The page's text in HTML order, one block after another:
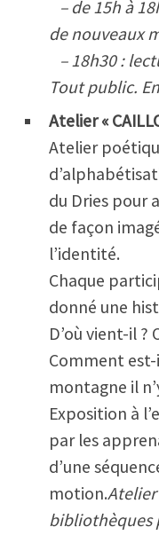
– de 15h à
de nouveaux
– 18h30 :
Tout public.
Atelier «
Atelier
du Dries pour
de façon
l’identité.
Chaque
donné une
D’où vient-il ?
Comment est-
montagne il
Exposition à
par les
d’une
motion.Atelier
bibliothèques